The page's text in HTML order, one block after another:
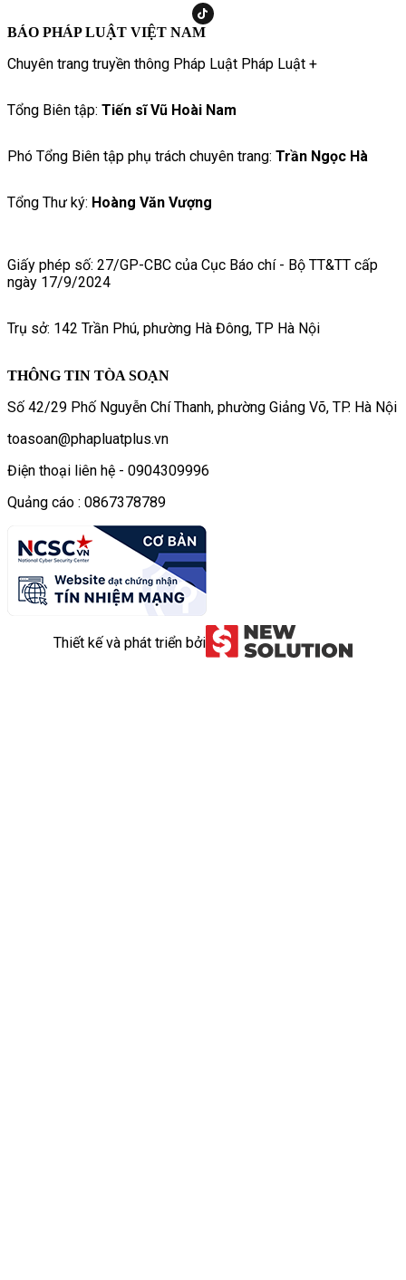
BÁO PHÁP LUẬT VIỆT NAM
Chuyên trang truyền thông Pháp Luật Pháp Luật +
Tổng Biên tập: Tiến sĩ Vũ Hoài Nam
Phó Tổng Biên tập phụ trách chuyên trang: Trần Ngọc Hà
Tổng Thư ký: Hoàng Văn Vượng
Giấy phép số: 27/GP-CBC của Cục Báo chí - Bộ TT&TT cấp
ngày 17/9/2024
Trụ sở: 142 Trần Phú, phường Hà Đông, TP Hà Nội
THÔNG TIN TÒA SOẠN
Số 42/29 Phố Nguyễn Chí Thanh, phường Giảng Võ, TP. Hà Nội
toasoan@phapluatplus.vn
Điện thoại liên hệ - 0904309996
Quảng cáo : 0867378789
Thiết kế và phát triển bởi